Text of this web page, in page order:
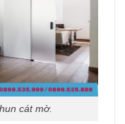
cát mờ.